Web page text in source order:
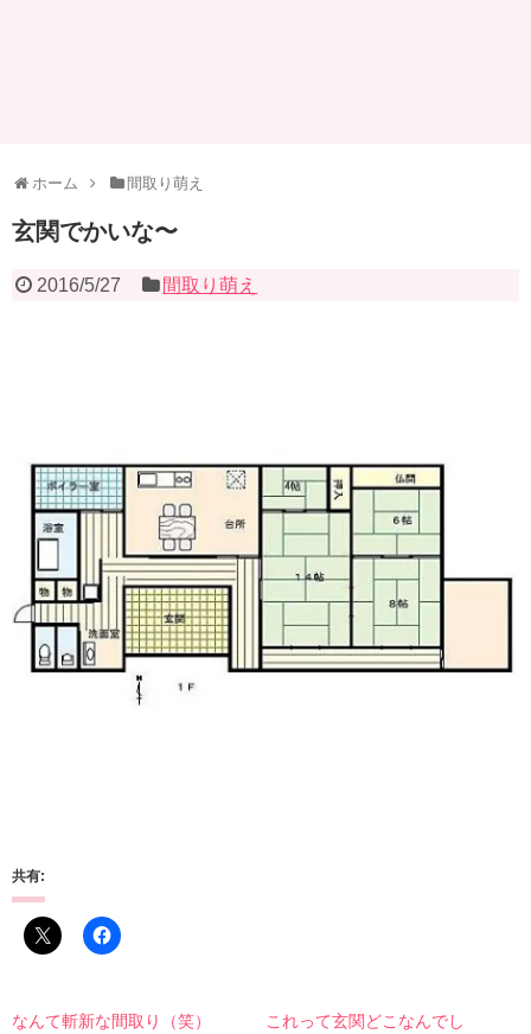
ホーム 間取り萌え
玄関でかいな〜
2016/5/27 間取り萌え
共有:
なんて斬新な間取り（笑）
これって玄関どこなんでし